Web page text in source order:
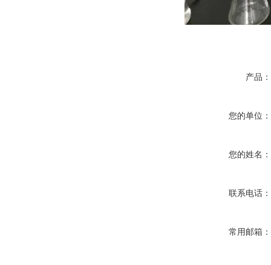
产品：
您的单位：
您的姓名：
联系电话：
常用邮箱：